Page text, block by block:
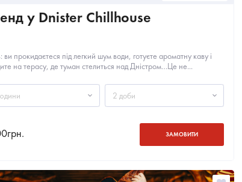
у Dnister Chillhouse
ви прокидаєтеся під легкий шум води, готуєте ароматну каву і
на терасу, де туман стелиться над Дністром…Це не...
2 доби
грн. ЗАМОВИТИ